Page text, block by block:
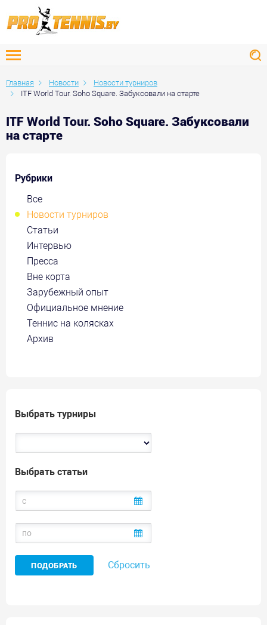
Главная Новости
Новости турниров
ITF World Tour. Soho Square. Забуксовали на старте
ITF World Tour. Soho Square. Забуксовали
на старте
Рубрики
Все
Новости турниров
Статьи
Интервью
Пресса
Вне корта
Зарубежный опыт
Официальное мнение
Теннис на колясках
Архив
Выбрать турниры
Выбрать статьи
Сбросить